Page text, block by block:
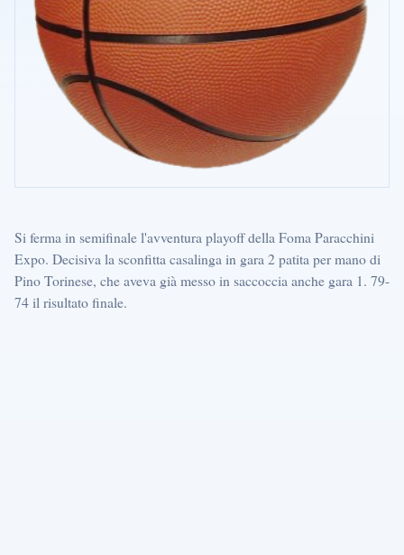
Si ferma in semifinale l'avventura playoff della Foma Paracchini
Expo. Decisiva la sconfitta casalinga in gara 2 patita per mano di
Pino Torinese, che aveva già messo in saccoccia anche gara 1. 79-
74 il risultato finale.